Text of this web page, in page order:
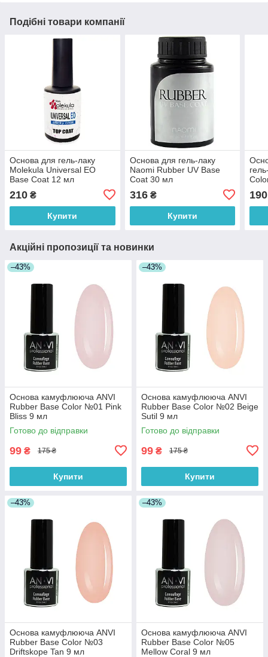
Подібні товари компанії
Основа для гель-лаку
Molekula Universal EO
Base Coat 12 мл
210 ₴
Купити
Основа для гель-лаку
Naomi Rubber UV Base
Coat 30 мл
316₴
Купити
190
Акційні пропозиції та новинки
–43%
Основа камуфлююча ANVI
Rubber Base Color №01 Pink
Bliss 9 мл
Готово до відправки
99 ₴ 175 ₴
Купити
–43%
Основа камуфлююча ANVI
Rubber Base Color №02 Beige
Sutil 9 мл
Готово до відправки
99 ₴ 175 ₴
Купити
–43%
Основа камуфлююча ANVI
Rubber Base Color №03
Driftskope Tan 9 мл
–43%
Основа камуфлююча ANVI
Rubber Base Color №05
Mellow Coral 9 мл